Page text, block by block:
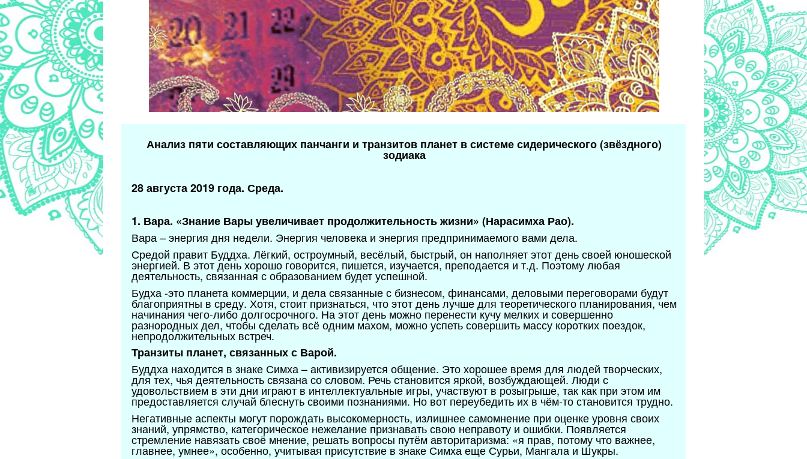
Анализ пяти составляющих панчанги и транзитов планет в системе сидерического (звёздного)
зодиака
28 августа 2019 года. Среда.
1. Вара. «Знание Вары увеличивает продолжительность жизни» (Нарасимха Рао).
Вара – энергия дня недели. Энергия человека и энергия предпринимаемого вами дела.
Средой правит Буддха. Лёгкий, остроумный, весёлый, быстрый, он наполняет этот день своей юношеской
энергией. В этот день хорошо говорится, пишется, изучается, преподается и т.д. Поэтому любая
деятельность, связанная с образованием будет успешной.
Будха -это планета коммерции, и дела связанные с бизнесом, финансами, деловыми переговорами будут
благоприятны в среду. Хотя, стоит признаться, что этот день лучше для теоретического планирования, чем
начинания чего-либо долгосрочного. На этот день можно перенести кучу мелких и совершенно
разнородных дел, чтобы сделать всё одним махом, можно успеть совершить массу коротких поездок,
непродолжительных встреч.
Транзиты планет, связанных с Варой.
Буддха находится в знаке Симха – активизируется общение. Это хорошее время для людей творческих,
для тех, чья деятельность связана со словом. Речь становится яркой, возбуждающей. Люди с
удовольствием в эти дни играют в интеллектуальные игры, участвуют в розыгрыше, так как при этом им
предоставляется случай блеснуть своими познаниями. Но вот переубедить их в чём-то становится трудно.
Негативные аспекты могут порождать высокомерность, излишнее самомнение при оценке уровня своих
знаний, упрямство, категорическое нежелание признавать свою неправоту и ошибки. Появляется
стремление навязать своё мнение, решать вопросы путём авторитаризма: «я прав, потому что важнее,
главнее, умнее», особенно, учитывая присутствие в знаке Симха еще Сурьи, Мангала и Шукры.